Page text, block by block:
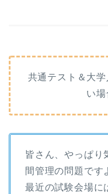
共通テスト＆大
い場
皆さん、やっぱり
間管理の問題です
最近の試験会場に